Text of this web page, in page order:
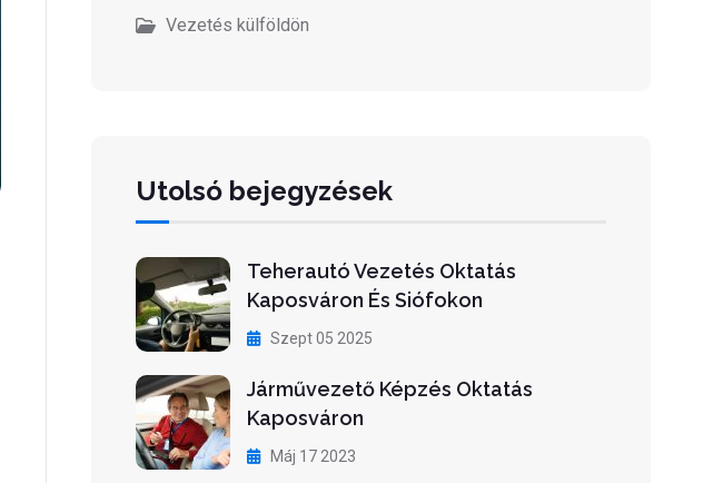
Vezetés külföldön
Utolsó bejegyzések
Teherautó Vezetés Oktatás
Kaposváron És Siófokon
Szept 05 2025
Járművezető Képzés Oktatás
Kaposváron
Máj 17 2023